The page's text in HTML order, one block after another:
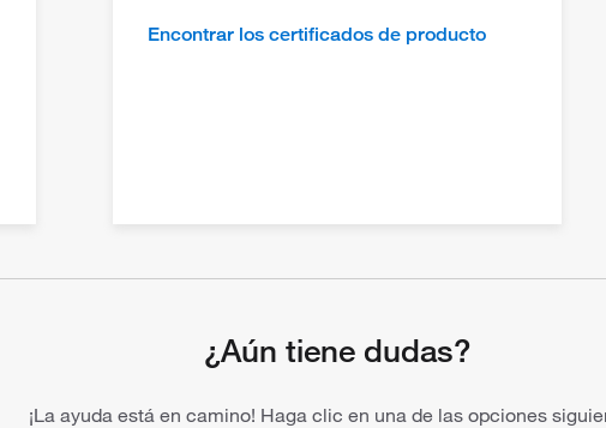
Encontrar los certificados de producto
¿Aún tiene dudas?
¡La ayuda está en camino! Haga clic en una de las opciones